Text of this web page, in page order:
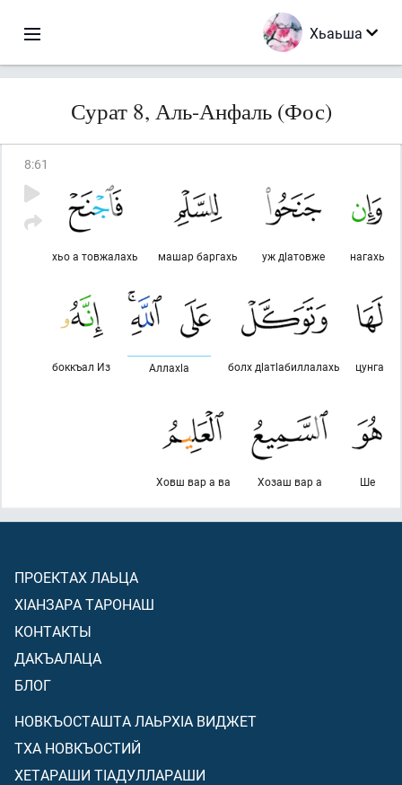
Хьаьша
Сурат 8, Аль-Анфаль (Фос)
8:61
нагахь
уж дlатовже
машар баргахь
хьо а товжалахь
цунга
болх дlатlабиллалахь
Аллахlа
боккъал Из
Ше
Хозаш вар а
Ховш вар а ва
ПРОЕКТАХ ЛАЬЦА
ХIАНЗАРА ТАРОНАШ
КОНТАКТЫ
ДАКЪАЛАЦА
БЛОГ
НОВКЪОСТАШТА ЛАЬРХIА ВИДЖЕТ
ТХА НОВКЪОСТИЙ
ХЕТАРАШИ ТIАДУЛЛАРАШИ